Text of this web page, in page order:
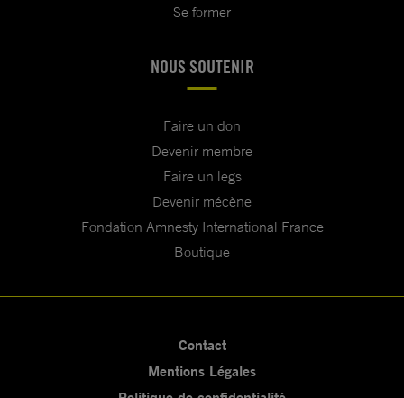
Se former
NOUS SOUTENIR
Faire un don
Devenir membre
Faire un legs
Devenir mécène
Fondation Amnesty International France
Boutique
Contact
Mentions Légales